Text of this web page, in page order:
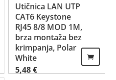
Utičnica LAN UTP
CAT6 Keystone
RJ45 8/8 MOD 1M,
brza montaža bez
krimpanja, Polar
White
5,48€